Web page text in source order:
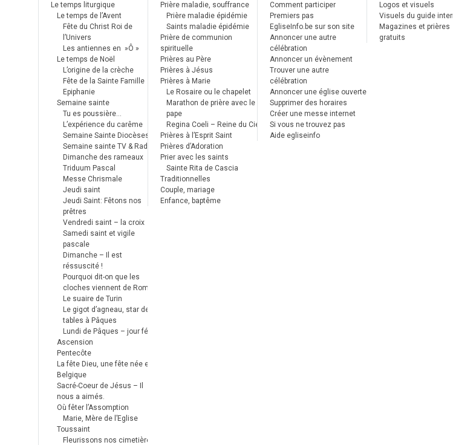
Le temps liturgique
Le temps de l’Avent
Fête du Christ Roi de
l’Univers
Les antiennes en »Ô »
Le temps de Noël
L’origine de la crèche
Fête de la Sainte Famille
Epiphanie
Semaine sainte
Tu es poussière…
L’expérience du carême
Semaine Sainte Diocèses
Semaine sainte TV & Radio
Dimanche des rameaux
Triduum Pascal
Messe Chrismale
Jeudi saint
Jeudi Saint: Fêtons nos
prêtres
Vendredi saint – la croix
Samedi saint et vigile
pascale
Dimanche – Il est
réssuscité !
Pourquoi dit-on que les
cloches viennent de Rome ?
Le suaire de Turin
Le gigot d’agneau, star des
tables à Pâques
Lundi de Pâques – jour férié
Ascension
Pentecôte
La fête Dieu, une fête née en
Belgique
Sacré-Coeur de Jésus – Il
nous a aimés.
Où fêter l’Assomption
Marie, Mère de l’Eglise
Toussaint
Fleurissons nos cimetières
Prière maladie, souffrance
Prière maladie épidémie
Saints maladie épidémie
Prière de communion
spirituelle
Prières au Père
Prières à Jésus
Prières à Marie
Le Rosaire ou le chapelet
Marathon de prière avec le
pape
Regina Coeli – Reine du Ciel
Prières à l’Esprit Saint
Prières d’Adoration
Prier avec les saints
Sainte Rita de Cascia
Traditionnelles
Couple, mariage
Enfance, baptême
Comment participer
Premiers pas
EgliseInfo.be sur son site
Annoncer une autre
célébration
Annoncer un évènement
Trouver une autre
célébration
Annoncer une église ouverte
Supprimer des horaires
Créer une messe internet
Si vous ne trouvez pas
Aide egliseinfo
Logos et visuels
Visuels du guide
Magazines et prières
gratuits